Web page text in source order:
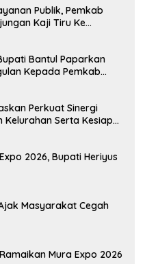
Publik, Pemkab
Kaji Tiru Ke
Bantul Paparkan
Kepada Pemkab
Perkuat Sinergi
Serta Kesiapan
2026, Bupati Heriyus
Masyarakat Cegah
Mura Expo 2026